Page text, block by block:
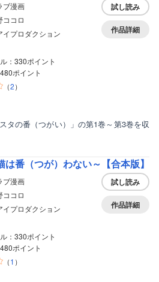
ブ漫画
ココロ
イプロダクション
：330ポイント
ポイント
（2）
試し読み
作品詳細
タの番（つがい）」の第1巻～第3巻を収
番（つが）わない～【合本版】
ブ漫画
ココロ
イプロダクション
：330ポイント
ポイント
（1 ）
試し読み
作品詳細